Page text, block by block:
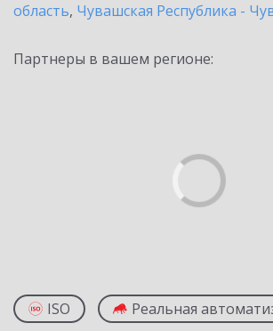
область, Чувашская Республика -
Партнеры в вашем регионе:
ISO Реальная